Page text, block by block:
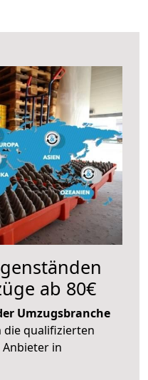
ab 80€
Umzugsbranche
die qualifizierten
in